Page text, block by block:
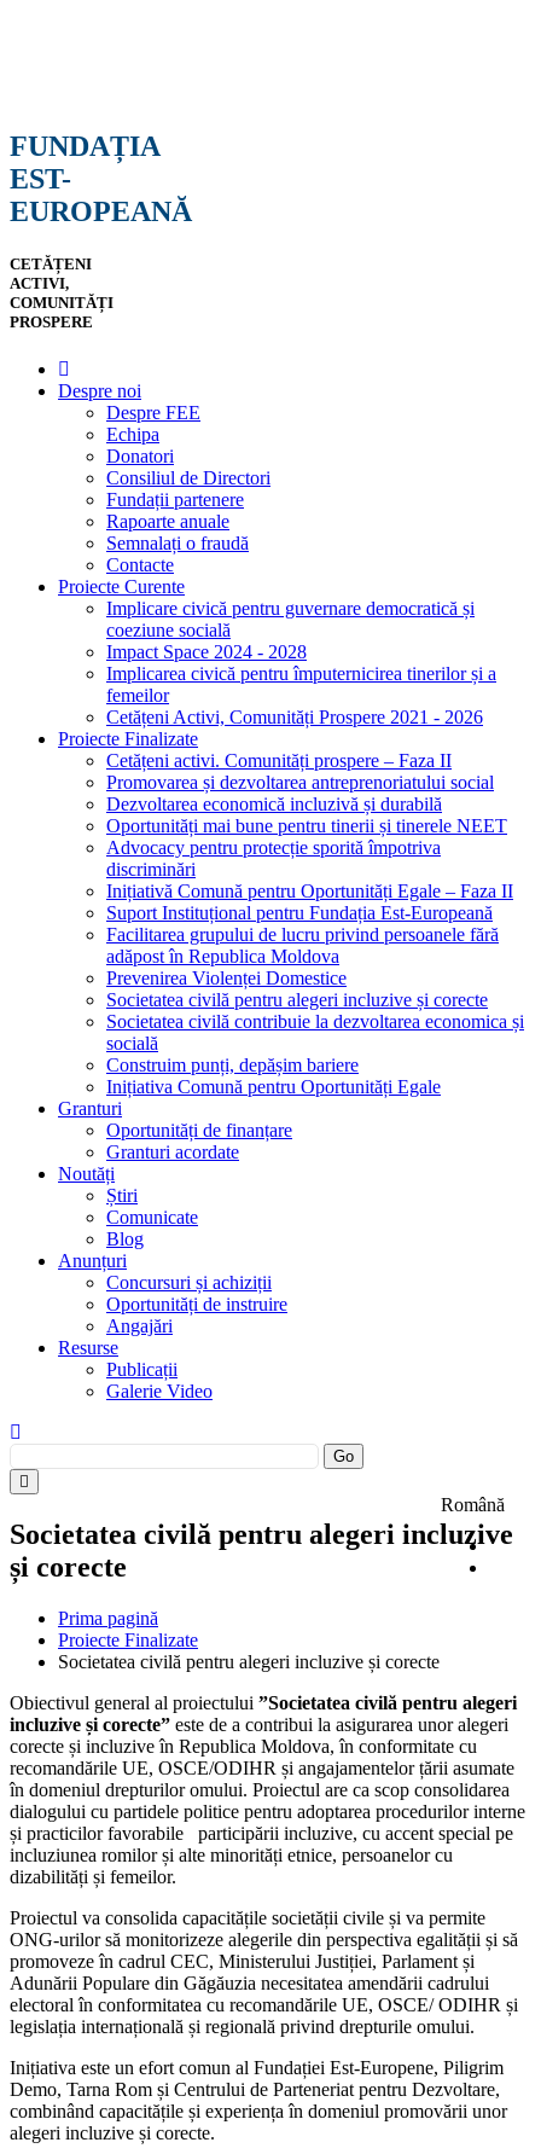
FUNDAȚIA
EST-
EUROPEANĂ
CETĂȚENI
ACTIVI,
COMUNITĂȚI
PROSPERE
Despre noi
Despre FEE
Echipa
Donatori
Consiliul de Directori
Fundații partenere
Rapoarte anuale
Semnalați o fraudă
Contacte
Proiecte Curente
Implicare civică pentru guvernare democratică și
coeziune socială
Impact Space 2024 - 2028
Implicarea civică pentru împuternicirea tinerilor și a
femeilor
Cetățeni Activi, Comunități Prospere 2021 - 2026
Proiecte Finalizate
Cetățeni activi. Comunități prospere – Faza II
Promovarea și dezvoltarea antreprenoriatului social
Dezvoltarea economică incluzivă și durabilă
Oportunități mai bune pentru tinerii și tinerele NEET
Advocacy pentru protecție sporită împotriva
discriminări
Inițiativă Comună pentru Oportunități Egale – Faza II
Suport Instituțional pentru Fundația Est-Europeană
Facilitarea grupului de lucru privind persoanele fără
adăpost în Republica Moldova
Prevenirea Violenței Domestice
Societatea civilă pentru alegeri incluzive și corecte
Societatea civilă contribuie la dezvoltarea economica și
socială
Construim punți, depășim bariere
Inițiativa Comună pentru Oportunități Egale
Granturi
Oportunități de finanțare
Granturi acordate
Noutăți
Știri
Comunicate
Blog
Anunțuri
Concursuri și achiziții
Oportunități de instruire
Angajări
Resurse
Publicații
Galerie Video
Română
Societatea civilă pentru alegeri incluzive
și corecte
Prima pagină
Proiecte Finalizate
Societatea civilă pentru alegeri incluzive și corecte
Obiectivul general al proiectului ”Societatea civilă pentru alegeri
incluzive și corecte” este de a contribui la asigurarea unor alegeri
corecte și incluzive în Republica Moldova, în conformitate cu
recomandările UE, OSCE/ODIHR și angajamentelor țării asumate
în domeniul drepturilor omului. Proiectul are ca scop consolidarea
dialogului cu partidele politice pentru adoptarea procedurilor interne
și practicilor favorabile participării incluzive, cu accent special pe
incluziunea romilor și alte minorități etnice, persoanelor cu
dizabilități și femeilor.
Proiectul va consolida capacitățile societății civile și va permite
ONG-urilor să monitorizeze alegerile din perspectiva egalității și să
promoveze în cadrul CEC, Ministerului Justiției, Parlament și
Adunării Populare din Găgăuzia necesitatea amendării cadrului
electoral în conformitatea cu recomandările UE, OSCE/ ODIHR și
legislația internațională și regională privind drepturile omului.
Inițiativa este un efort comun al Fundației Est-Europene, Piligrim
Demo, Tarna Rom și Centrului de Parteneriat pentru Dezvoltare,
combinând capacitățile și experiența în domeniul promovării unor
alegeri incluzive și corecte.